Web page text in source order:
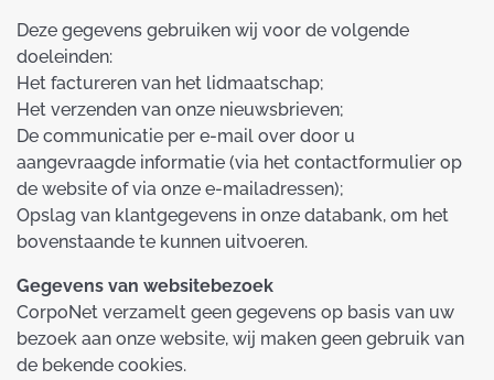
Deze gegevens gebruiken wij voor de volgende
doeleinden:
Het factureren van het lidmaatschap;
Het verzenden van onze nieuwsbrieven;
De communicatie per e-mail over door u
aangevraagde informatie (via het contactformulier op
de website of via onze e-mailadressen);
Opslag van klantgegevens in onze databank, om het
bovenstaande te kunnen uitvoeren.
Gegevens van websitebezoek
CorpoNet verzamelt geen gegevens op basis van uw
bezoek aan onze website, wij maken geen gebruik van
de bekende cookies.